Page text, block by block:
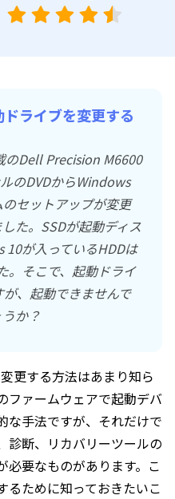
ライブを変更する
のDell Precision M6600
のDVDからWindows
セットアップが変更
た。SSDが起動ディス
10が入っているHDDは
。そこで、起動ドライ
、起動できませんで
か？
更する方法はあまり知ら
ファームウェアで起動デバ
な手法ですが、それだけで
診断、リカバリーツールの
必要なものがあります。こ
るために知っておきたいこ